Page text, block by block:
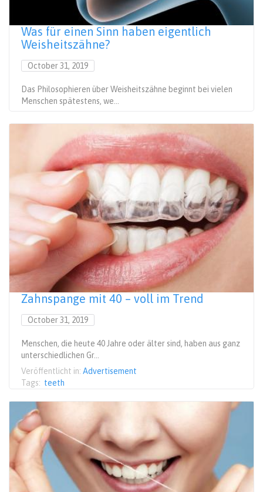
Was für einen Sinn haben eigentlich
Weisheitszähne?
October 31, 2019
Das Philosophieren über Weisheitszähne beginnt bei vielen
Menschen spätestens, we...
Zahnspange mit 40 – voll im Trend
October 31, 2019
Menschen, die heute 40 Jahre oder älter sind, haben aus ganz
unterschiedlichen Gr...
Veröffentlicht in: Advertisement
Tags: teeth